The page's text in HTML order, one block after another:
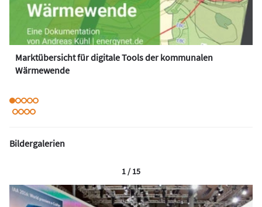
Marktübersicht für digitale Tools der kommunalen
Wärmewende
Bildergalerien
1 / 15